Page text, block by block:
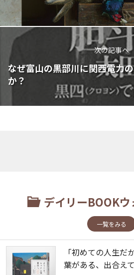
次の記事へ
なぜ富山の黒部川に関西電力
か？
デイリーBOOK
一覧をみる
「初めての人生だ
葉がある、出合え